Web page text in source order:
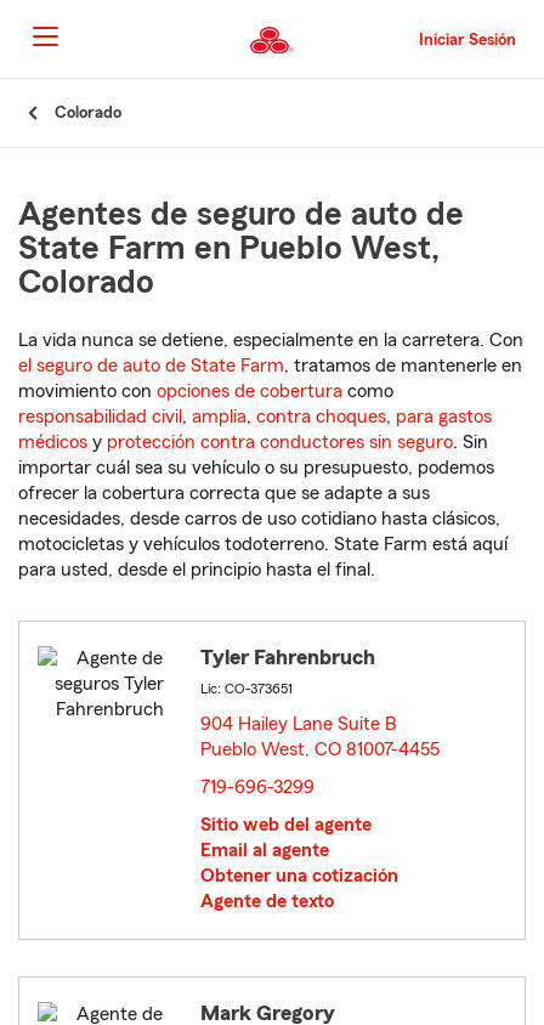
al
contenido
principal
Iniciar Sesión
Colorado
Agentes de seguro de auto de
State Farm en Pueblo West,
Colorado
La vida nunca se detiene, especialmente en la carretera. Con
el seguro de auto de State Farm, tratamos de mantenerle en
movimiento con opciones de cobertura como
responsabilidad civil , amplia, contra choques, para gastos
médicos y protección contra conductores sin seguro. Sin
importar cuál sea su vehículo o su presupuesto, podemos
ofrecer la cobertura correcta que se adapte a sus
necesidades, desde carros de uso cotidiano hasta clásicos,
motocicletas y vehículos todoterreno. State Farm está aquí
para usted, desde el principio hasta el final.
Tyler Fahrenbruch
Lic: CO-373651
904 Hailey Lane Suite B
Pueblo West, CO 81007-4455
719-696-3299
Sitio web del agente
Email al agente
Obtener una cotización
Agente de texto
Mark Gregory